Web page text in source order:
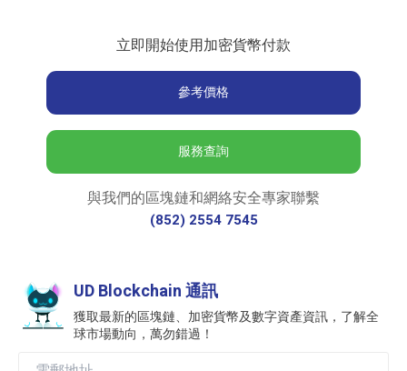
立即開始使用加密貨幣付款
參考價格
服務查詢
與我們的區塊鏈和網絡安全專家聯繫
(852) 2554 7545
UD Blockchain 通訊
獲取最新的區塊鏈、加密貨幣及數字資產資訊，了解全
球市場動向，萬勿錯過！